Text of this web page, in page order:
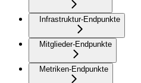
Infrastruktur-Endpunkte
Mitglieder-Endpunkte
Metriken-Endpunkte